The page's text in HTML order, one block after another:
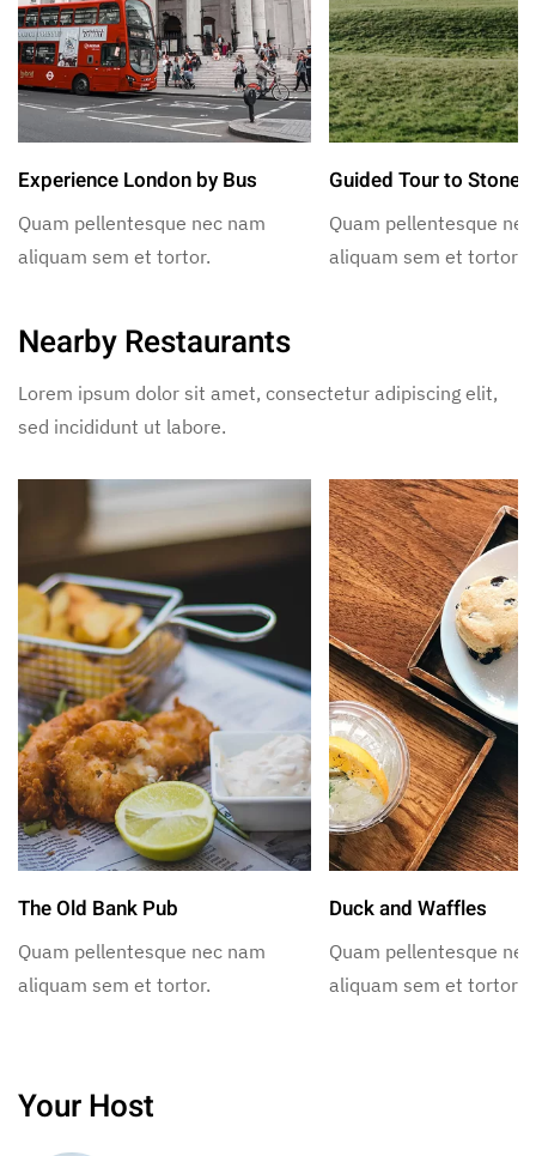
Experience London by Bus
Quam pellentesque nec nam
aliquam sem et tortor.
Guided Tour to
Quam pellentesque
aliquam sem et tortor.
Nearby Restaurants
Lorem ipsum dolor sit amet, consectetur adipiscing elit,
sed incididunt ut labore.
The Old Bank Pub
Quam pellentesque nec nam
aliquam sem et tortor.
Duck and Waffles
Quam pellentesque
aliquam sem et tortor.
Your Host